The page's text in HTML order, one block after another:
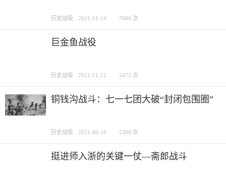
历史战役 2021-11-14 7686 次
巨金鱼战役
历史战役 2021-11-12 5473 次
铜钱沟战斗：七一七团大破“封闭包围圈”
历史战役 2021-09-16 5308 次
挺进师入浙的关键一仗—斋郎战斗